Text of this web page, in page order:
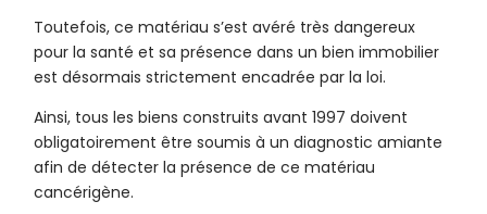
Toutefois, ce matériau s’est avéré très dangereux
pour la santé et sa présence dans un bien immobilier
est désormais strictement encadrée par la loi.
Ainsi, tous les biens construits avant 1997 doivent
obligatoirement être soumis à un diagnostic amiante
afin de détecter la présence de ce matériau
cancérigène.